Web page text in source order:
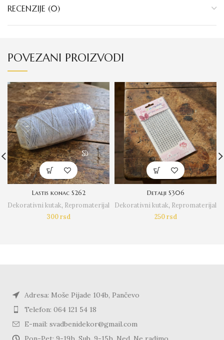
RECENZIJE (0)
POVEZANI PROIZVODI
Lastis konac S262
Dekorativni kutak, Repromaterijal
300rsd
Detalji S306
Dekorativni kutak, Repromaterijal
250rsd
Adresa: Moše Pijade 104b, Pančevo
Telefon: 064 121 54 18
E-mail: svadbenidekor@gmail.com